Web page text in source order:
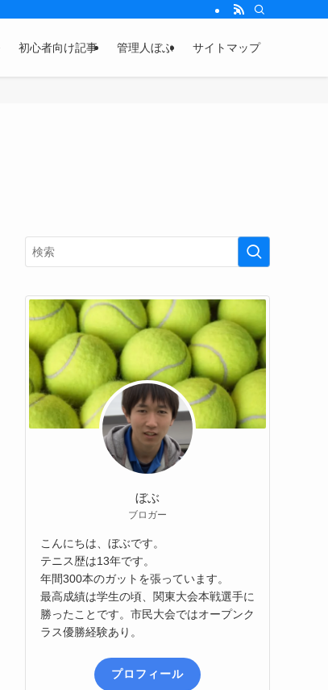
初心者向け記事 管理人ぼぶ サイトマップ
ぼぶ
ブロガー
こんにちは、ぼぶです。
テニス歴は13年です。
年間300本のガットを張っています。
最高成績は学生の頃、関東大会本戦選手に
勝ったことです。市民大会ではオープンク
ラス優勝経験あり。
プロフィール